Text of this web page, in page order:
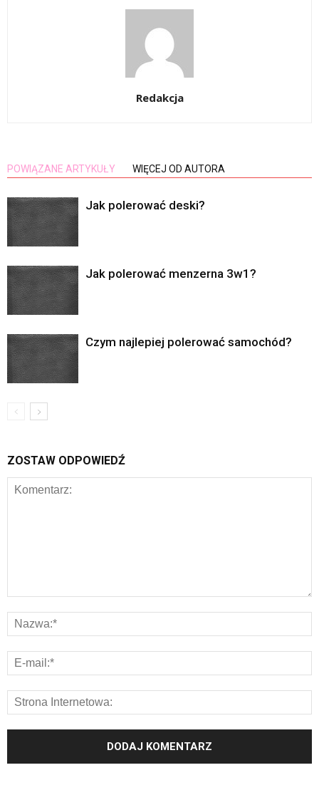
Redakcja
POWIĄZANE ARTYKUŁY WIĘCEJ OD AUTORA
Jak polerować deski?
Jak polerować menzerna 3w1?
Czym najlepiej polerować samochód?
ZOSTAW ODPOWIEDŹ